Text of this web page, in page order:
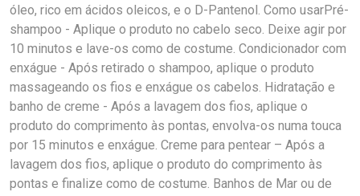
óleo, rico em ácidos oleicos, e o D-Pantenol. Como usarPré-
shampoo - Aplique o produto no cabelo seco. Deixe agir por
10 minutos e lave-os como de costume. Condicionador com
enxágue - Após retirado o shampoo, aplique o produto
massageando os fios e enxágue os cabelos. Hidratação e
banho de creme - Após a lavagem dos fios, aplique o
produto do comprimento às pontas, envolva-os numa touca
por 15 minutos e enxágue. Creme para pentear – Após a
lavagem dos fios, aplique o produto do comprimento às
pontas e finalize como de costume. Banhos de Mar ou de